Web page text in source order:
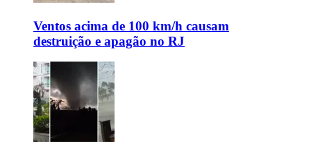
Ventos acima de 100 km/h causam
destruição e apagão no RJ